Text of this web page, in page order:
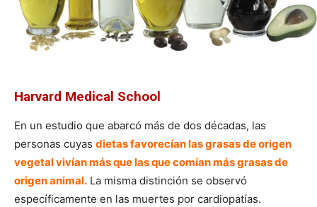
Harvard Medical School
En un estudio que abarcó más de dos décadas, las
personas cuyas dietas favorecían las grasas de origen
vegetal vivían más que las que comían más grasas de
origen animal. La misma distinción se observó
específicamente en las muertes por cardiopatías.